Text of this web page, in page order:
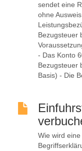
sendet eine
ohne
Bezugsteuer
- Das Konto
Bezugsteuer
Basis) - Die
Wie wird